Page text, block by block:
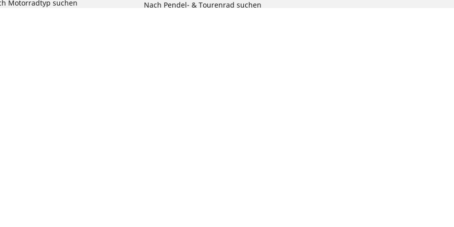
Motorradtyp suchen
Nach Pendel- & Tourenrad suchen